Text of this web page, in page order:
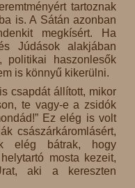
tartoznak
is. A Sátán azonban
megkísért. Ha
Júdások alakjában
politikai haszonlesők
is könnyű kikerülni.
csapdát állított, mikor
te vagy-e a zsidók
Ez elég is volt
császárkáromlásért,
elég bátrak, hogy
mosta kezeit,
aki a kereszten